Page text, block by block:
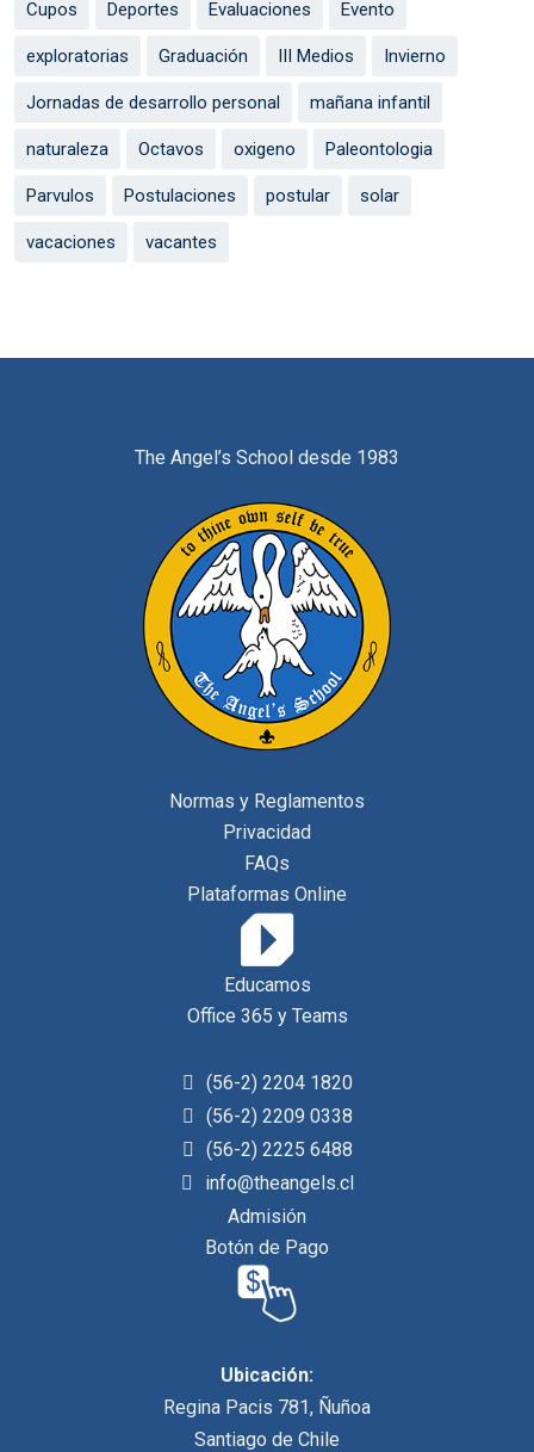
Cupos Deportes Evaluaciones Evento
exploratorias Graduación III Medios Invierno
Jornadas de desarrollo personal mañana infantil
naturaleza Octavos oxigeno Paleontologia
Parvulos Postulaciones postular solar
vacaciones vacantes
The Angel’s School desde 1983
Normas y Reglamentos
Privacidad
FAQs
Plataformas Online
Educamos
Office 365 y Teams
(56-2) 2204 1820
(56-2) 2209 0338
(56-2) 2225 6488
info@theangels.cl
Admisión
Botón de Pago
Ubicación:
Regina Pacis 781, Ñuñoa
Santiago de Chile